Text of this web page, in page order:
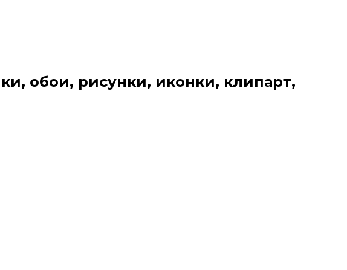
обои, рисунки, иконки, клипарт,